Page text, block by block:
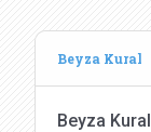
Beyza Kural
Beyza